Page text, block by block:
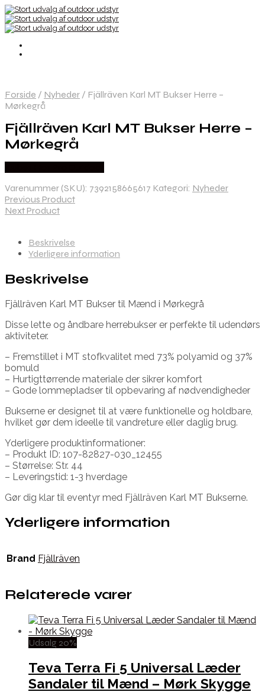
Forside / Nyheder / Fjällräven Karl MT Bukser Herre –
Mørkegrå
Fjällräven Karl MT Bukser Herre –
Mørkegrå
Varenummer (SKU): 7392158665617 Kategori: Nyheder
Previous Product
Next Product
Beskrivelse
Yderligere information
Beskrivelse
Fjällräven Karl MT Bukser til Mænd i Mørkegrå
Disse lette og åndbare herrebukser er perfekte til udendørs
aktiviteter.
– Fremstillet i MT stofkvalitet med 73% polyamid og 37%
bomuld
– Hurtigttørrende materiale der sikrer komfort
– Gode lommepladser til opbevaring af nødvendigheder
Bukserne er designet til at være funktionelle og holdbare,
hvilket gør dem ideelle til vandreture eller daglig brug.
Yderligere produktinformationer:
– Produkt ID: 107-82827-030_12455
– Størrelse: Str. 44
– Leveringstid: 1-3 hverdage
Gør dig klar til eventyr med Fjällräven Karl MT Bukserne.
Yderligere information
Brand Fjällräven
Relaterede varer
Udsalg 20%
Teva Terra Fi 5 Universal Læder
Sandaler til Mænd – Mørk Skygge